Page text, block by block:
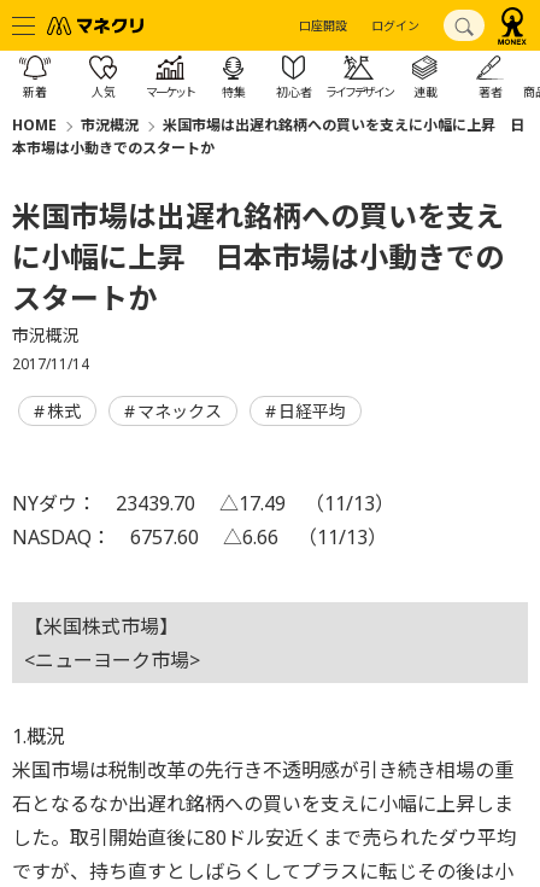
口座開設 ログイン
新着 人気 マーケット 特集 初心者 ライフデザイン 連載 著者 商
HOME 市況概況
米国市場は出遅れ銘柄への買いを支えに小幅に上昇 日
本市場は小動きでのスタートか
米国市場は出遅れ銘柄への買いを支え
に小幅に上昇 日本市場は小動きでの
スタートか
市況概況
2017/11/14
株式 マネックス 日経平均
NYダウ： 23439.70 △17.49 （11/13）
NASDAQ： 6757.60 △6.66 （11/13）
【米国株式市場】
<ニューヨーク市場>
1.概況
米国市場は税制改革の先行き不透明感が引き続き相場の重
石となるなか出遅れ銘柄への買いを支えに小幅に上昇しま
した。取引開始直後に80ドル安近くまで売られたダウ平均
ですが、持ち直すとしばらくしてプラスに転じその後は小